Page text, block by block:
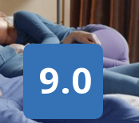
9.0